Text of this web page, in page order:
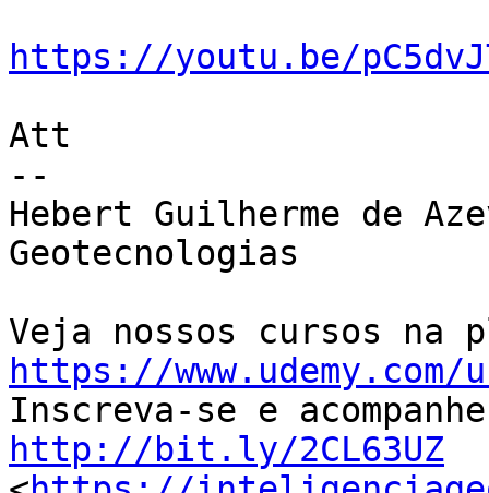
https://youtu.be/
Att
--
Hebert Guilherme de
Geotecnologias
https://
http://bit.ly/2CL63UZ